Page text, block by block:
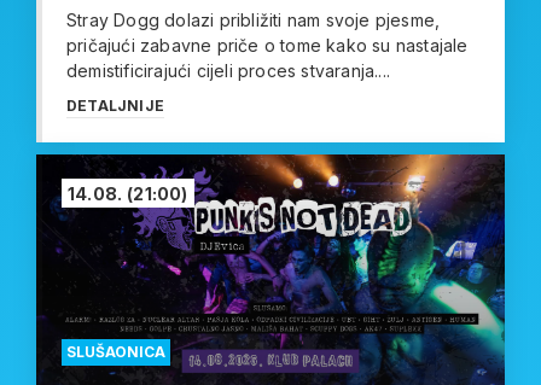
Stray Dogg dolazi približiti nam svoje pjesme,
pričajući zabavne priče o tome kako su nastajale
demistificirajući cijeli proces stvaranja....
DETALJNIJE
SLUŠAONICA
14.08. (21:00)